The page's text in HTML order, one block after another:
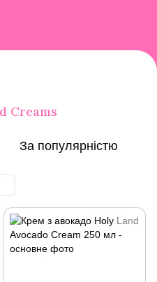
Creams
За популярністю